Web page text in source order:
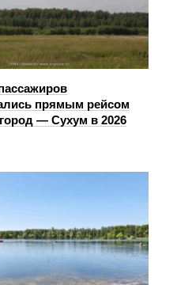
прямым рейсом
— Сухум в 2026